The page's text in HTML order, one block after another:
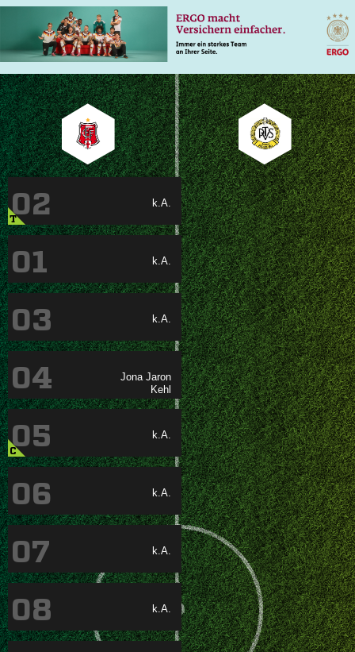
k.A.
02
T
k.A.
01
k.A.
03
 

04
k.A.
05
C
k.A.
06
k.A.
07
k.A.
08